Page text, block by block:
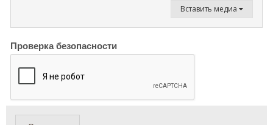
Вставить медиа
Проверка безопасности